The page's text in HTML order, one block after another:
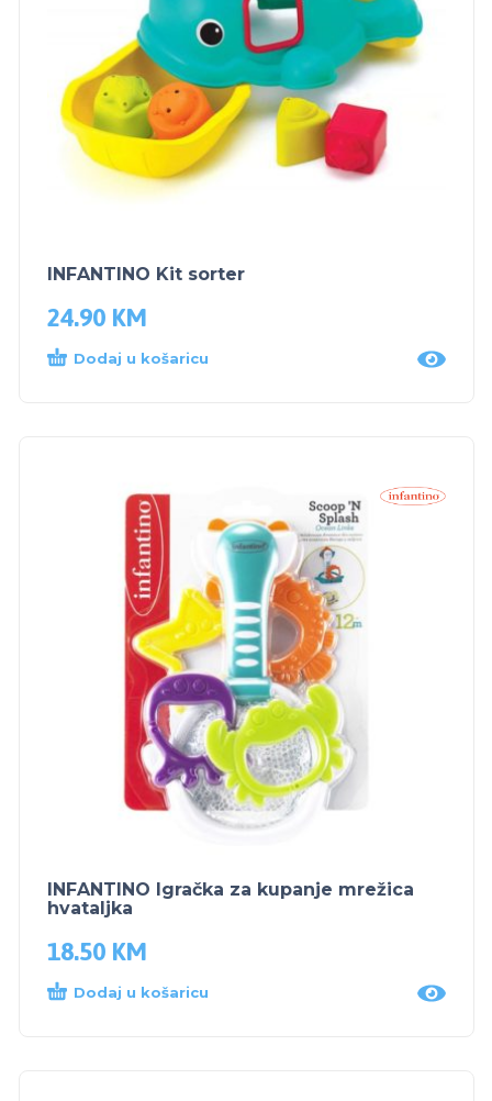
INFANTINO Kit sorter
24.90 KM
Dodaj u košaricu
INFANTINO Igračka za kupanje mrežica
hvataljka
18.50 KM
Dodaj u košaricu